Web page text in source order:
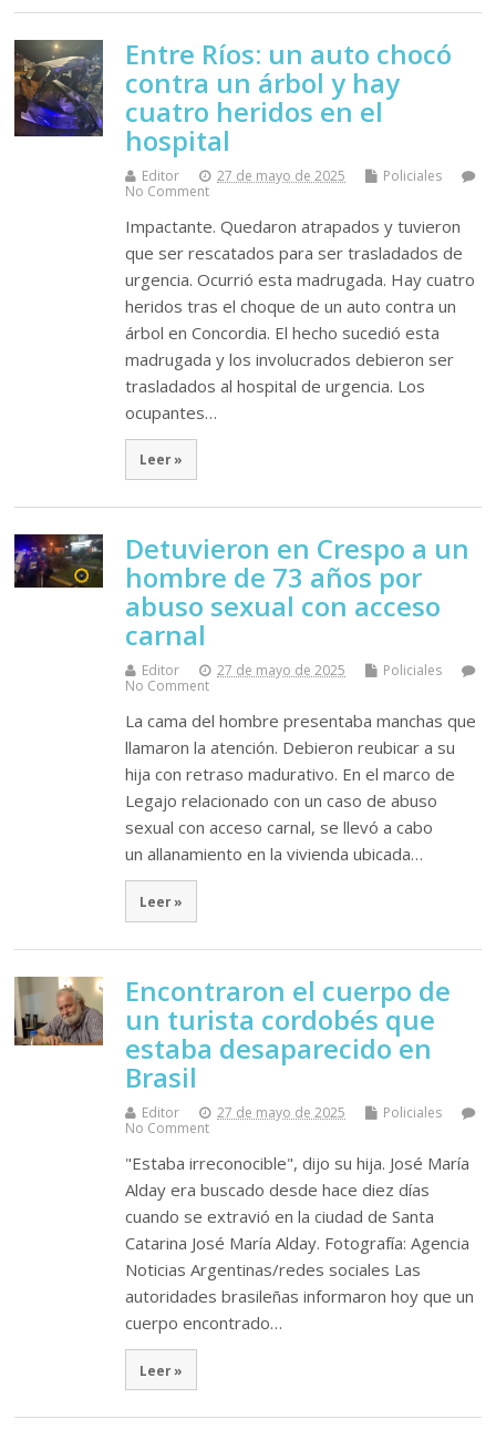
Entre Ríos: un auto chocó
contra un árbol y hay
cuatro heridos en el
hospital
Editor 27 de mayo de 2025
Policiales
No Comment
Impactante. Quedaron atrapados y tuvieron
que ser rescatados para ser trasladados de
urgencia. Ocurrió esta madrugada. Hay cuatro
heridos tras el choque de un auto contra un
árbol en Concordia. El hecho sucedió esta
madrugada y los involucrados debieron ser
trasladados al hospital de urgencia. Los
ocupantes…
Leer »
Detuvieron en Crespo a un
hombre de 73 años por
abuso sexual con acceso
carnal
Editor 27 de mayo de 2025
Policiales
No Comment
La cama del hombre presentaba manchas que
llamaron la atención. Debieron reubicar a su
hija con retraso madurativo. En el marco de
Legajo relacionado con un caso de abuso
sexual con acceso carnal, se llevó a cabo
un allanamiento en la vivienda ubicada…
Leer »
Encontraron el cuerpo de
un turista cordobés que
estaba desaparecido en
Brasil
Editor 27 de mayo de 2025
Policiales
No Comment
"Estaba irreconocible", dijo su hija. José María
Alday era buscado desde hace diez días
cuando se extravió en la ciudad de Santa
Catarina José María Alday. Fotografía: Agencia
Noticias Argentinas/redes sociales Las
autoridades brasileñas informaron hoy que un
cuerpo encontrado…
Leer »